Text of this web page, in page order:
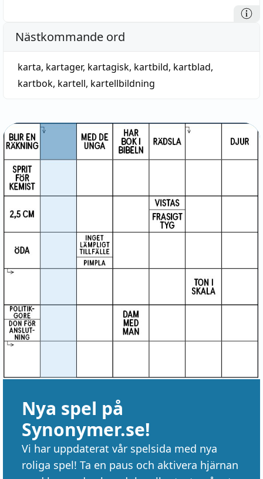
Nästkommande ord
karta, kartager, kartagisk, kartbild, kartblad,
kartbok, kartell, kartellbildning
Nya spel på
Synonymer.se!
Vi har uppdaterat vår spelsida med nya
roliga spel! Ta en paus och aktivera hjärnan